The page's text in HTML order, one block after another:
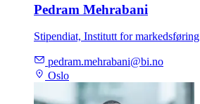
Pedram Mehrabani
Stipendiat, Institutt for markedsføring
pedram.mehrabani@bi.no
Oslo